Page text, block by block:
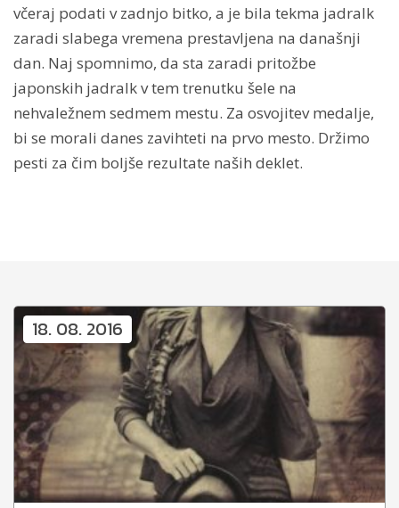
včeraj podati v zadnjo bitko, a je bila tekma jadralk
zaradi slabega vremena prestavljena na današnji
dan. Naj spomnimo, da sta zaradi pritožbe
japonskih jadralk v tem trenutku šele na
nehvaležnem sedmem mestu. Za osvojitev medalje,
bi se morali danes zavihteti na prvo mesto. Držimo
pesti za čim boljše rezultate naših deklet.
18. 08. 2016